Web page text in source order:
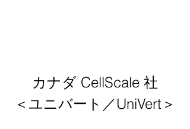
カナダ CellScale 社
＜ユニバート／UniVert＞